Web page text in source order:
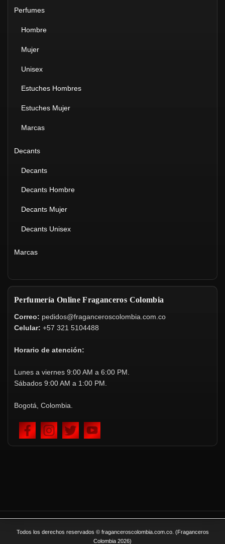
Perfumes
Hombre
Mujer
Unisex
Estuches Hombres
Estuches Mujer
Marcas
Decants
Decants
Decants Hombre
Decants Mujer
Decants Unisex
Marcas
Perfumería Online Fraganceros Colombia
Correo: pedidos@fraganceroscolombia.com.co
Celular: +57 321 5104488
Horario de atención:
Lunes a viernes 9:00 AM a 6:00 PM.
Sábados 9:00 AM a 1:00 PM.
Bogotá, Colombia.
Todos los derechos reservados © fraganceroscolombia.com.co. (Fraganceros
Colombia 2026)